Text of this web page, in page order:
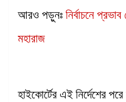
আরও পড়ুনঃ নির্বাচনে
মহারাজ
হাইকোর্টের এই নির্দেশের